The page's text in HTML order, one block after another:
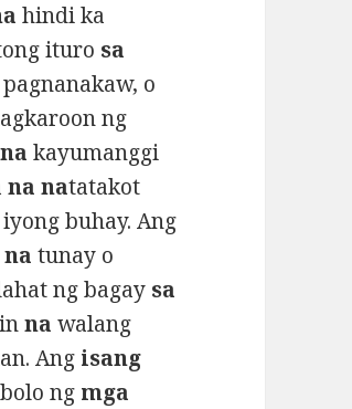
hindi ka
ituro sa
o
ng
na kayumanggi
na natatakot
buhay. Ang
na tunay o
ng bagay sa
na walang
Ang isang
ng mga